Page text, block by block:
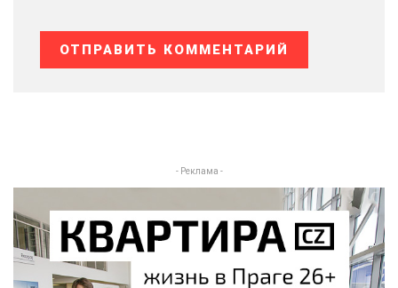
- Реклама -